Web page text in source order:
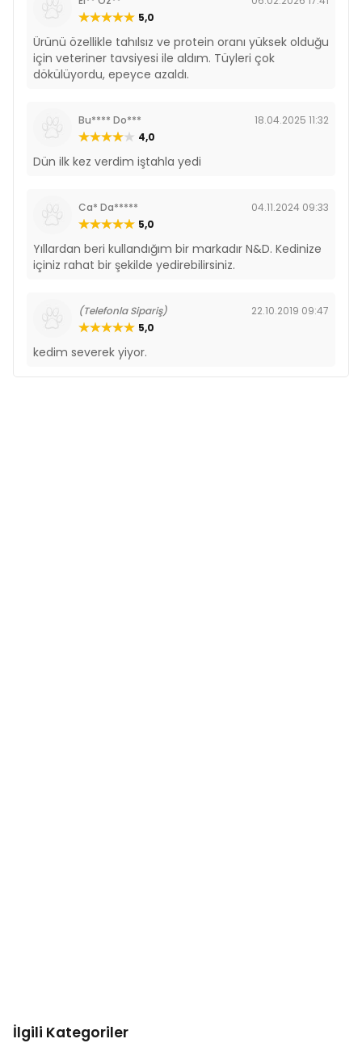
5,0
Ürünü özellikle tahılsız ve protein oranı yüksek olduğu
için veteriner tavsiyesi ile aldım. Tüyleri çok
dökülüyordu, epeyce azaldı.
Bu**** Do***
18.04.2025 11:32
4,0
Dün ilk kez verdim iştahla yedi
Ca* Da*****
04.11.2024 09:33
5,0
Yıllardan beri kullandığım bir markadır N&D. Kedinize
içiniz rahat bir şekilde yedirebilirsiniz.
(Telefonla Sipariş)
22.10.2019 09:47
5,0
kedim severek yiyor.
İlgili Kategoriler